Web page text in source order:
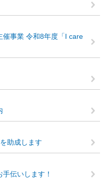
催事業 令和8年度「I care
助成します
伝いします！